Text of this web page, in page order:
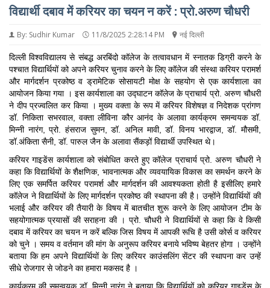
विद्यार्थी दबाव में करियर का चयन न करें : प्रो.अरुण चौधरी
By: Sudhir Kumar 11/8/2025 2:28:14 PM नई दिल्ली
दिल्ली विश्वविद्यालय से संबद्ध अरबिंदो कॉलेज के तत्वावधान में स्नातक डिग्री करने के
पश्चात विद्यार्थियों को अपने करियर चुनाव करने के लिए कॉलेज की संस्था करियर परामर्श
और मार्गदर्शन प्रकोष्ठ व ड्रामेटिक सोसायटी मोक्ष के सहयोग से एक कार्यशाला का
आयोजन किया गया । इस कार्यशाला का उद्घाटन कॉलेज के प्राचार्य प्रो. अरुण चौधरी
ने दीप प्रज्वलित कर किया । मुख्य वक्ता के रूप में करियर विशेषज्ञ व निदेशक प्रांगण
डॉ. निकिता सभरवाल, वक्ता लीविना कौर आनंद के अलावा कार्यक्रम समन्वयक डॉ.
मिन्नी नारंग, प्रो. हंसराज सुमन, डॉ. अनिल मावी, डॉ. विनय भारद्वाज, डॉ. मौसमी,
डॉ.अंकिता सैनी, डॉ. पारुल जैन के अलावा सैंकड़ों विद्यार्थी उपस्थित थे।
करियर गाइडेंस कार्यशाला को संबोधित करते हुए कॉलेज प्राचार्य प्रो. अरुण चौधरी ने
कहा कि विद्यार्थियों के शैक्षणिक, भावनात्मक और व्यवयायिक विकास का समर्थन करने के
लिए एक समर्पित करियर परामर्श और मार्गदर्शन की आवश्यकता होती है इसीलिए हमारे
कॉलेज ने विद्यार्थियों के लिए मार्गदर्शन प्रकोष्ठ की स्थापना की है। उन्होंने विद्यार्थियों की
भलाई और करियर की तैयारी के विषय में बातचीत शुरू करने के लिए आयोजन टीम के
सहयोगात्मक प्रयासों की सराहना की । प्रो. चौधरी ने विद्यार्थियों से कहा कि वे किसी
दबाव में करियर का चयन न करें बल्कि जिस विषय में आपकी रूचि है उसी कोर्स व करियर
को चुने । समय व वर्तमान की मांग के अनुरूप करियर बनाये भविष्य बेहतर होगा । उन्होंने
बताया कि हम अपने विद्यार्थियों के लिए करियर काउंसलिंग सेंटर की स्थापना कर उन्हें
सीधे रोजगार से जोडने का हमारा मकसद है ।